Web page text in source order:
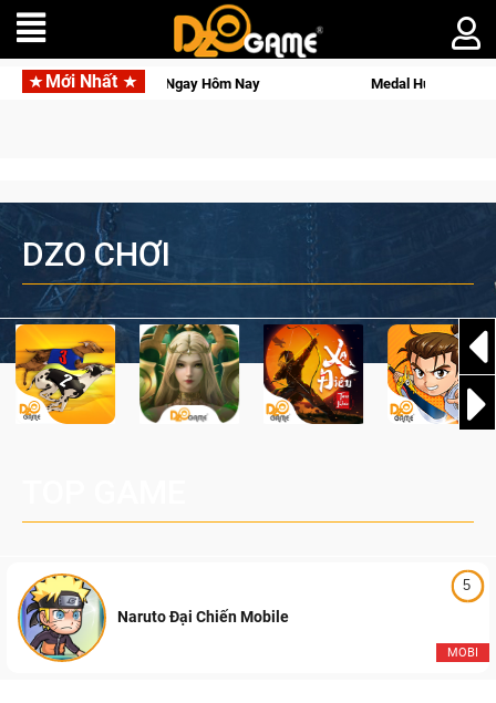
Mới Nhất
Game bắn súng PvP tọa độ đỉnh cao đưa bạn vào các chiến dịch lịch
DZO CHƠI
5
MOBI
Naruto Đại Chiến Mobile